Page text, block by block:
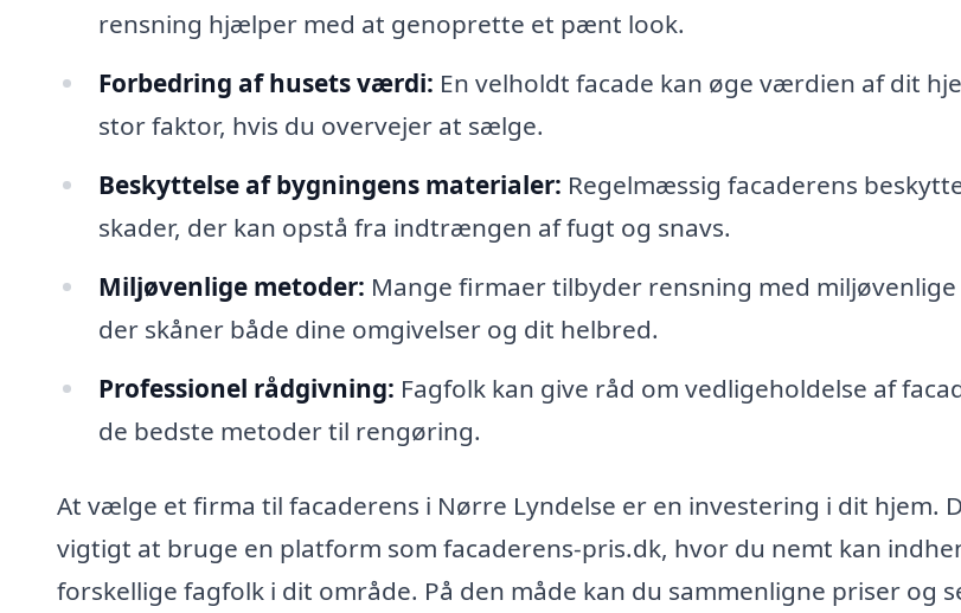
rensning hjælper med at genoprette et pænt look.
Forbedring af husets værdi: En velholdt facade kan øge værdien af dit
stor faktor, hvis du overvejer at sælge.
Beskyttelse af bygningens materialer: Regelmæssig facaderens
skader, der kan opstå fra indtrængen af fugt og snavs.
Miljøvenlige metoder: Mange firmaer tilbyder rensning med
der skåner både dine omgivelser og dit helbred.
Professionel rådgivning: Fagfolk kan give råd om vedligeholdelse af
de bedste metoder til rengøring.
At vælge et firma til facaderens i Nørre Lyndelse er en investering i dit hjem.
vigtigt at bruge en platform som facaderens-pris.dk, hvor du nemt kan
forskellige fagfolk i dit område. På den måde kan du sammenligne priser og